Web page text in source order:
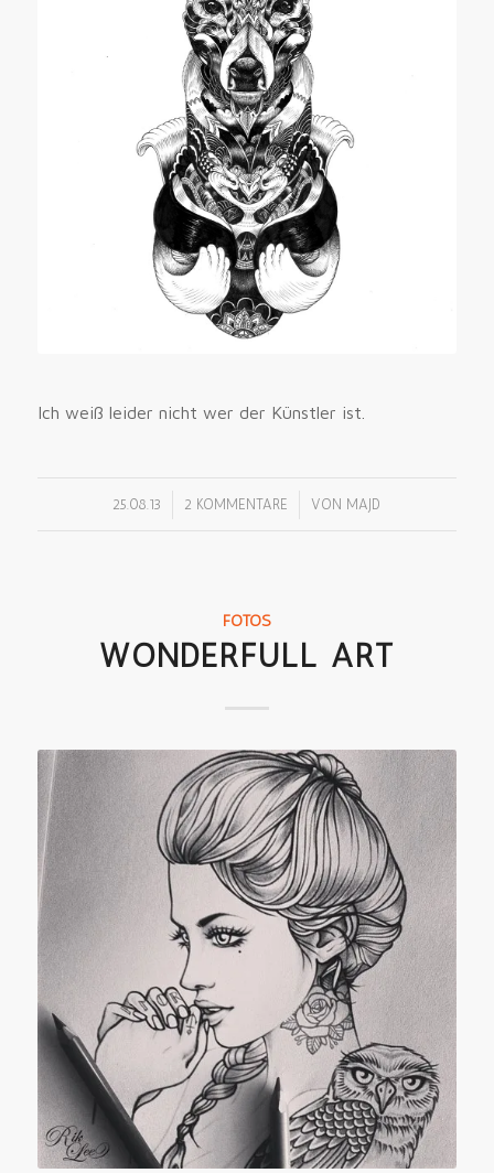
Ich weiß leider nicht wer der Künstler ist.
25.08.13 2 KOMMENTARE
/ VON MAJD
FOTOS
WONDERFULL ART